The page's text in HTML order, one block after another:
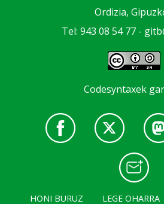
Ordizia,
Tel: 943 08 54 77 -
Codesyntaxek
HONI BURUZ LEGE OHARRA